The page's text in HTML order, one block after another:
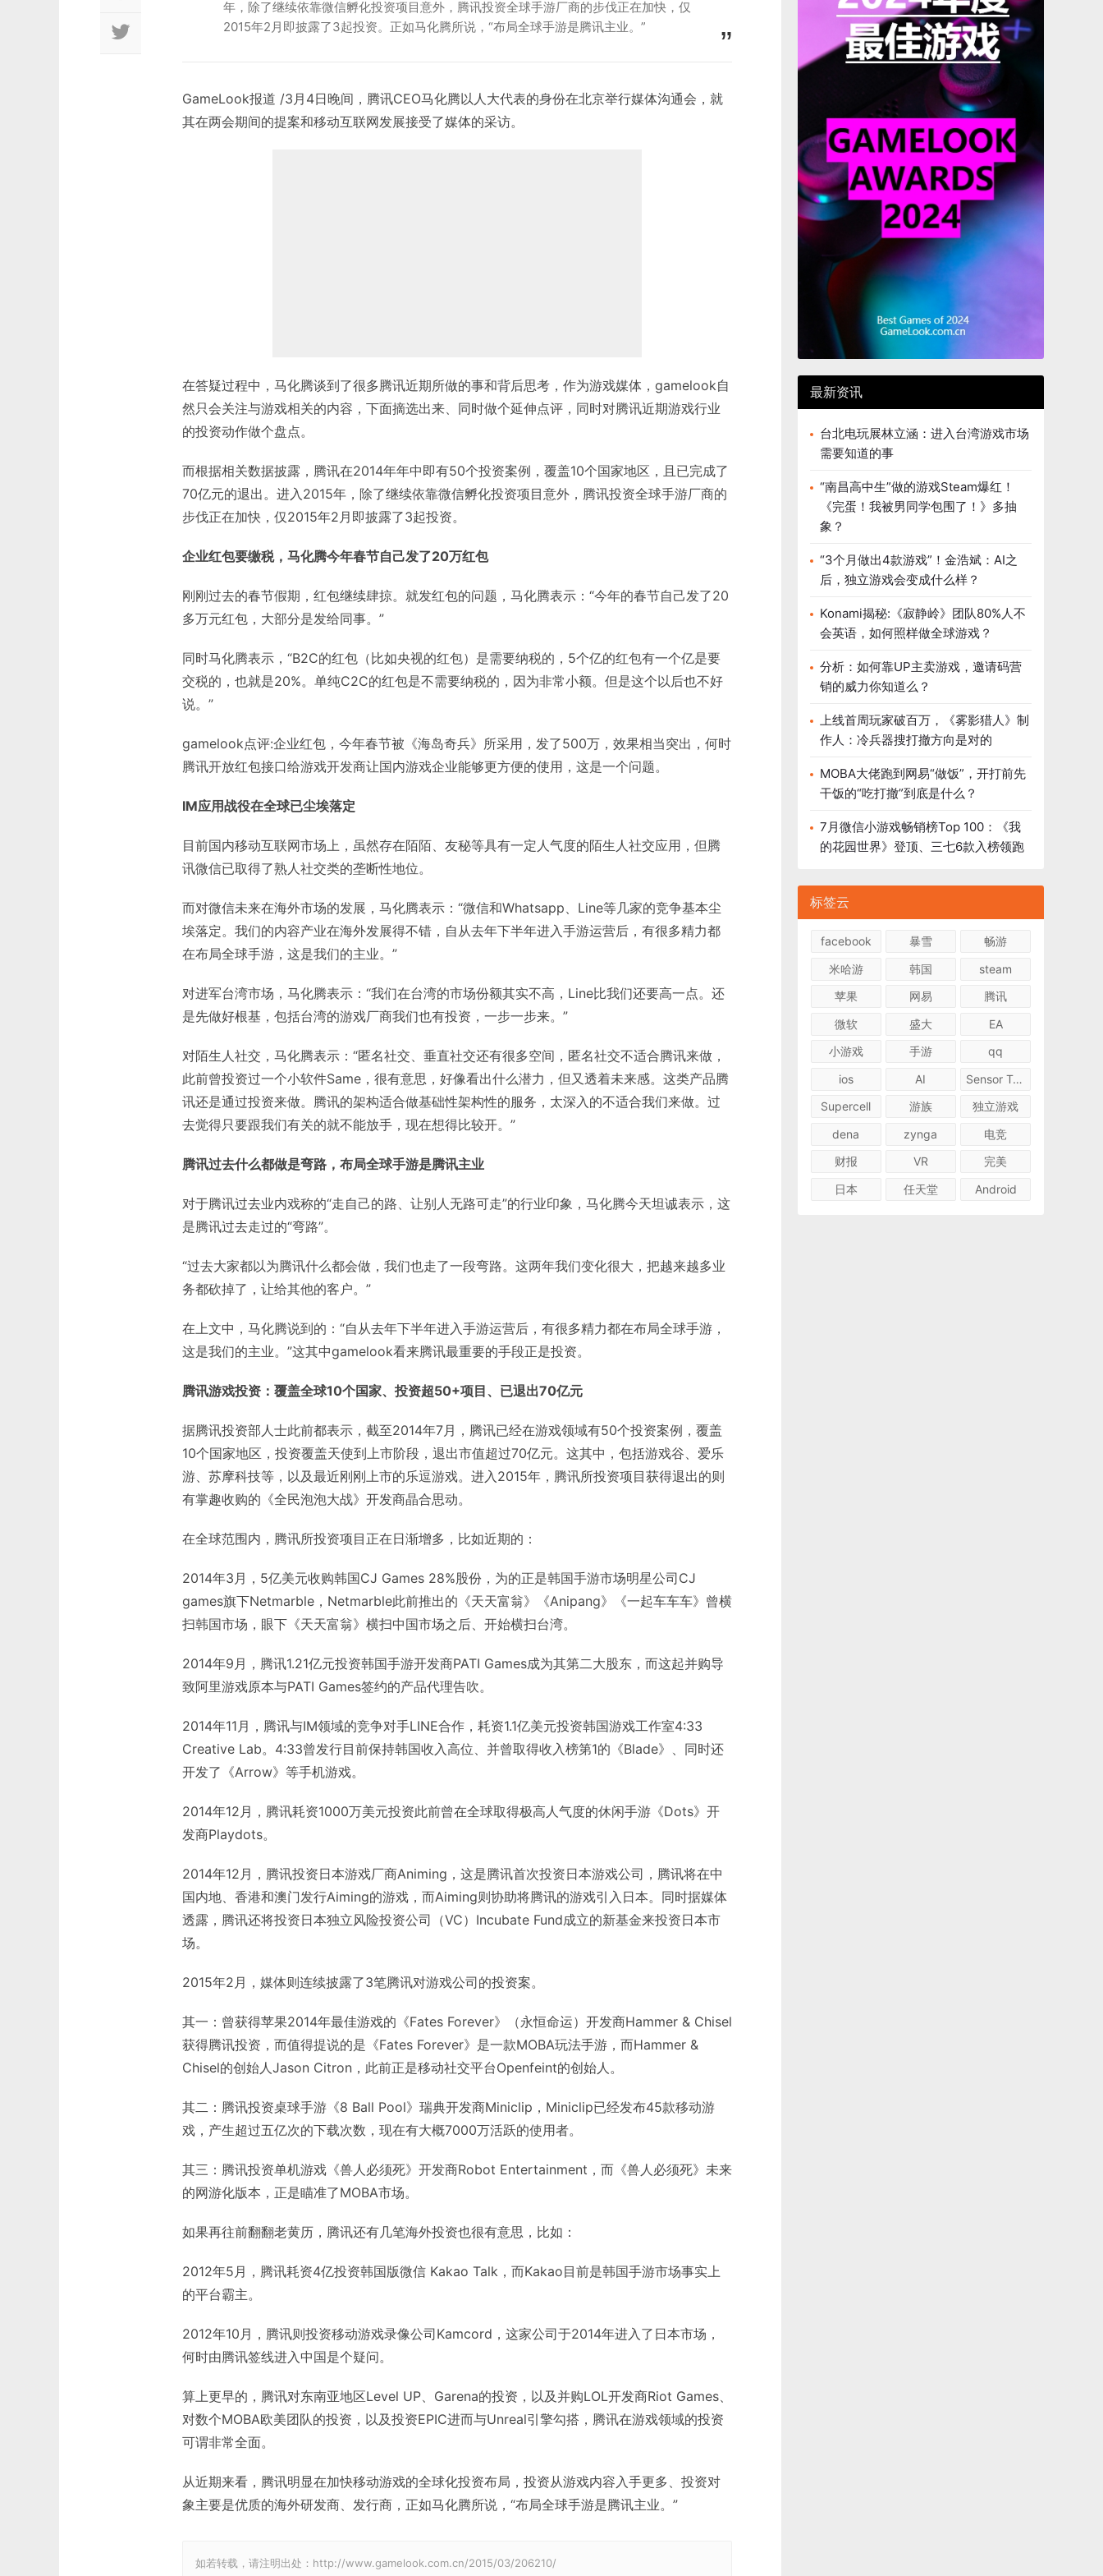
年，除了继续依靠微信孵化投资项目意外，腾讯投资全球手游厂商的步伐正在加快，仅
2015年2月即披露了3起投资。正如马化腾所说，“布局全球手游是腾讯主业。”
GameLook报道 /3月4日晚间，腾讯CEO马化腾以人大代表的身份在北京举行媒体沟通会，就
其在两会期间的提案和移动互联网发展接受了媒体的采访。
在答疑过程中，马化腾谈到了很多腾讯近期所做的事和背后思考，作为游戏媒体，gamelook自
然只会关注与游戏相关的内容，下面摘选出来、同时做个延伸点评，同时对腾讯近期游戏行业
的投资动作做个盘点。
而根据相关数据披露，腾讯在2014年年中即有50个投资案例，覆盖10个国家地区，且已完成了
70亿元的退出。进入2015年，除了继续依靠微信孵化投资项目意外，腾讯投资全球手游厂商的
步伐正在加快，仅2015年2月即披露了3起投资。
企业红包要缴税，马化腾今年春节自己发了20万红包
刚刚过去的春节假期，红包继续肆掠。就发红包的问题，马化腾表示：“今年的春节自己发了20
多万元红包，大部分是发给同事。”
同时马化腾表示，“B2C的红包（比如央视的红包）是需要纳税的，5个亿的红包有一个亿是要
交税的，也就是20%。单纯C2C的红包是不需要纳税的，因为非常小额。但是这个以后也不好
说。”
gamelook点评:企业红包，今年春节被《海岛奇兵》所采用，发了500万，效果相当突出，何时
腾讯开放红包接口给游戏开发商让国内游戏企业能够更方便的使用，这是一个问题。
IM应用战役在全球已尘埃落定
目前国内移动互联网市场上，虽然存在陌陌、友秘等具有一定人气度的陌生人社交应用，但腾
讯微信已取得了熟人社交类的垄断性地位。
而对微信未来在海外市场的发展，马化腾表示：“微信和Whatsapp、Line等几家的竞争基本尘
埃落定。我们的内容产业在海外发展得不错，自从去年下半年进入手游运营后，有很多精力都
在布局全球手游，这是我们的主业。”
对进军台湾市场，马化腾表示：“我们在台湾的市场份额其实不高，Line比我们还要高一点。还
是先做好根基，包括台湾的游戏厂商我们也有投资，一步一步来。”
对陌生人社交，马化腾表示：“匿名社交、垂直社交还有很多空间，匿名社交不适合腾讯来做，
此前曾投资过一个小软件Same，很有意思，好像看出什么潜力，但又透着未来感。这类产品腾
讯还是通过投资来做。腾讯的架构适合做基础性架构性的服务，太深入的不适合我们来做。过
去觉得只要跟我们有关的就不能放手，现在想得比较开。”
腾讯过去什么都做是弯路，布局全球手游是腾讯主业
对于腾讯过去业内戏称的“走自己的路、让别人无路可走”的行业印象，马化腾今天坦诚表示，这
是腾讯过去走过的“弯路”。
“过去大家都以为腾讯什么都会做，我们也走了一段弯路。这两年我们变化很大，把越来越多业
务都砍掉了，让给其他的客户。”
在上文中，马化腾说到的：“自从去年下半年进入手游运营后，有很多精力都在布局全球手游，
这是我们的主业。”这其中gamelook看来腾讯最重要的手段正是投资。
腾讯游戏投资：覆盖全球10个国家、投资超50+项目、已退出70亿元
据腾讯投资部人士此前都表示，截至2014年7月，腾讯已经在游戏领域有50个投资案例，覆盖
10个国家地区，投资覆盖天使到上市阶段，退出市值超过70亿元。这其中，包括游戏谷、爱乐
游、苏摩科技等，以及最近刚刚上市的乐逗游戏。进入2015年，腾讯所投资项目获得退出的则
有掌趣收购的《全民泡泡大战》开发商晶合思动。
在全球范围内，腾讯所投资项目正在日渐增多，比如近期的：
2014年3月，5亿美元收购韩国CJ Games 28%股份，为的正是韩国手游市场明星公司CJ
games旗下Netmarble，Netmarble此前推出的《天天富翁》《Anipang》《一起车车车》曾横
扫韩国市场，眼下《天天富翁》横扫中国市场之后、开始横扫台湾。
2014年9月，腾讯1.21亿元投资韩国手游开发商PATI Games成为其第二大股东，而这起并购导
致阿里游戏原本与PATI Games签约的产品代理告吹。
2014年11月，腾讯与IM领域的竞争对手LINE合作，耗资1.1亿美元投资韩国游戏工作室4:33
Creative Lab。4:33曾发行目前保持韩国收入高位、并曾取得收入榜第1的《Blade》、同时还
开发了《Arrow》等手机游戏。
2014年12月，腾讯耗资1000万美元投资此前曾在全球取得极高人气度的休闲手游《Dots》开
发商Playdots。
2014年12月，腾讯投资日本游戏厂商Animing，这是腾讯首次投资日本游戏公司，腾讯将在中
国内地、香港和澳门发行Aiming的游戏，而Aiming则协助将腾讯的游戏引入日本。同时据媒体
透露，腾讯还将投资日本独立风险投资公司（VC）Incubate Fund成立的新基金来投资日本市
场。
2015年2月，媒体则连续披露了3笔腾讯对游戏公司的投资案。
其一：曾获得苹果2014年最佳游戏的《Fates Forever》（永恒命运）开发商Hammer & Chisel
获得腾讯投资，而值得提说的是《Fates Forever》是一款MOBA玩法手游，而Hammer &
Chisel的创始人Jason Citron，此前正是移动社交平台Openfeint的创始人。
其二：腾讯投资桌球手游《8 Ball Pool》瑞典开发商Miniclip，Miniclip已经发布45款移动游
戏，产生超过五亿次的下载次数，现在有大概7000万活跃的使用者。
其三：腾讯投资单机游戏《兽人必须死》开发商Robot Entertainment，而《兽人必须死》未来
的网游化版本，正是瞄准了MOBA市场。
如果再往前翻翻老黄历，腾讯还有几笔海外投资也很有意思，比如：
2012年5月，腾讯耗资4亿投资韩国版微信 Kakao Talk，而Kakao目前是韩国手游市场事实上
的平台霸主。
2012年10月，腾讯则投资移动游戏录像公司Kamcord，这家公司于2014年进入了日本市场，
何时由腾讯签线进入中国是个疑问。
算上更早的，腾讯对东南亚地区Level UP、Garena的投资，以及并购LOL开发商Riot Games、
对数个MOBA欧美团队的投资，以及投资EPIC进而与Unreal引擎勾搭，腾讯在游戏领域的投资
可谓非常全面。
从近期来看，腾讯明显在加快移动游戏的全球化投资布局，投资从游戏内容入手更多、投资对
象主要是优质的海外研发商、发行商，正如马化腾所说，“布局全球手游是腾讯主业。”
如若转载，请注明出处：http://www.gamelook.com.cn/2015/03/206210/
最新资讯
台北电玩展林立涵：进入台湾游戏市场
需要知道的事
“南昌高中生”做的游戏Steam爆红！
《完蛋！我被男同学包围了！》多抽
象？
“3个月做出4款游戏”！金浩斌：AI之
后，独立游戏会变成什么样？
Konami揭秘:《寂静岭》团队80%人不
会英语，如何照样做全球游戏？
分析：如何靠UP主卖游戏，邀请码营
销的威力你知道么？
上线首周玩家破百万，《雾影猎人》制
作人：冷兵器搜打撤方向是对的
MOBA大佬跑到网易“做饭”，开打前先
干饭的“吃打撤”到底是什么？
7月微信小游戏畅销榜Top 100：《我
的花园世界》登顶、三七6款入榜领跑
标签云
facebook 暴雪
畅游
米哈游
韩国
steam
苹果
网易
腾讯
微软
盛大
EA
小游戏
手游
qq
ios
AI
Sensor Tower
Supercell
游族
独立游戏
dena
zynga
电竞
财报
VR
完美
日本
任天堂 Android